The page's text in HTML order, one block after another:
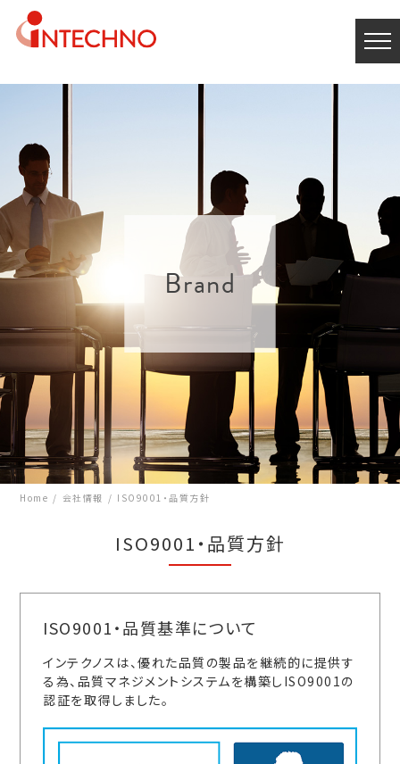
Brand
Home 会社情報 ISO9001・品質方針
ISO9001・品質方針
ISO9001・品質基準について
インテクノスは、優れた品質の製品を継続的に提供す
る為、品質マネジメントシステムを構築しISO9001の
認証を取得しました。